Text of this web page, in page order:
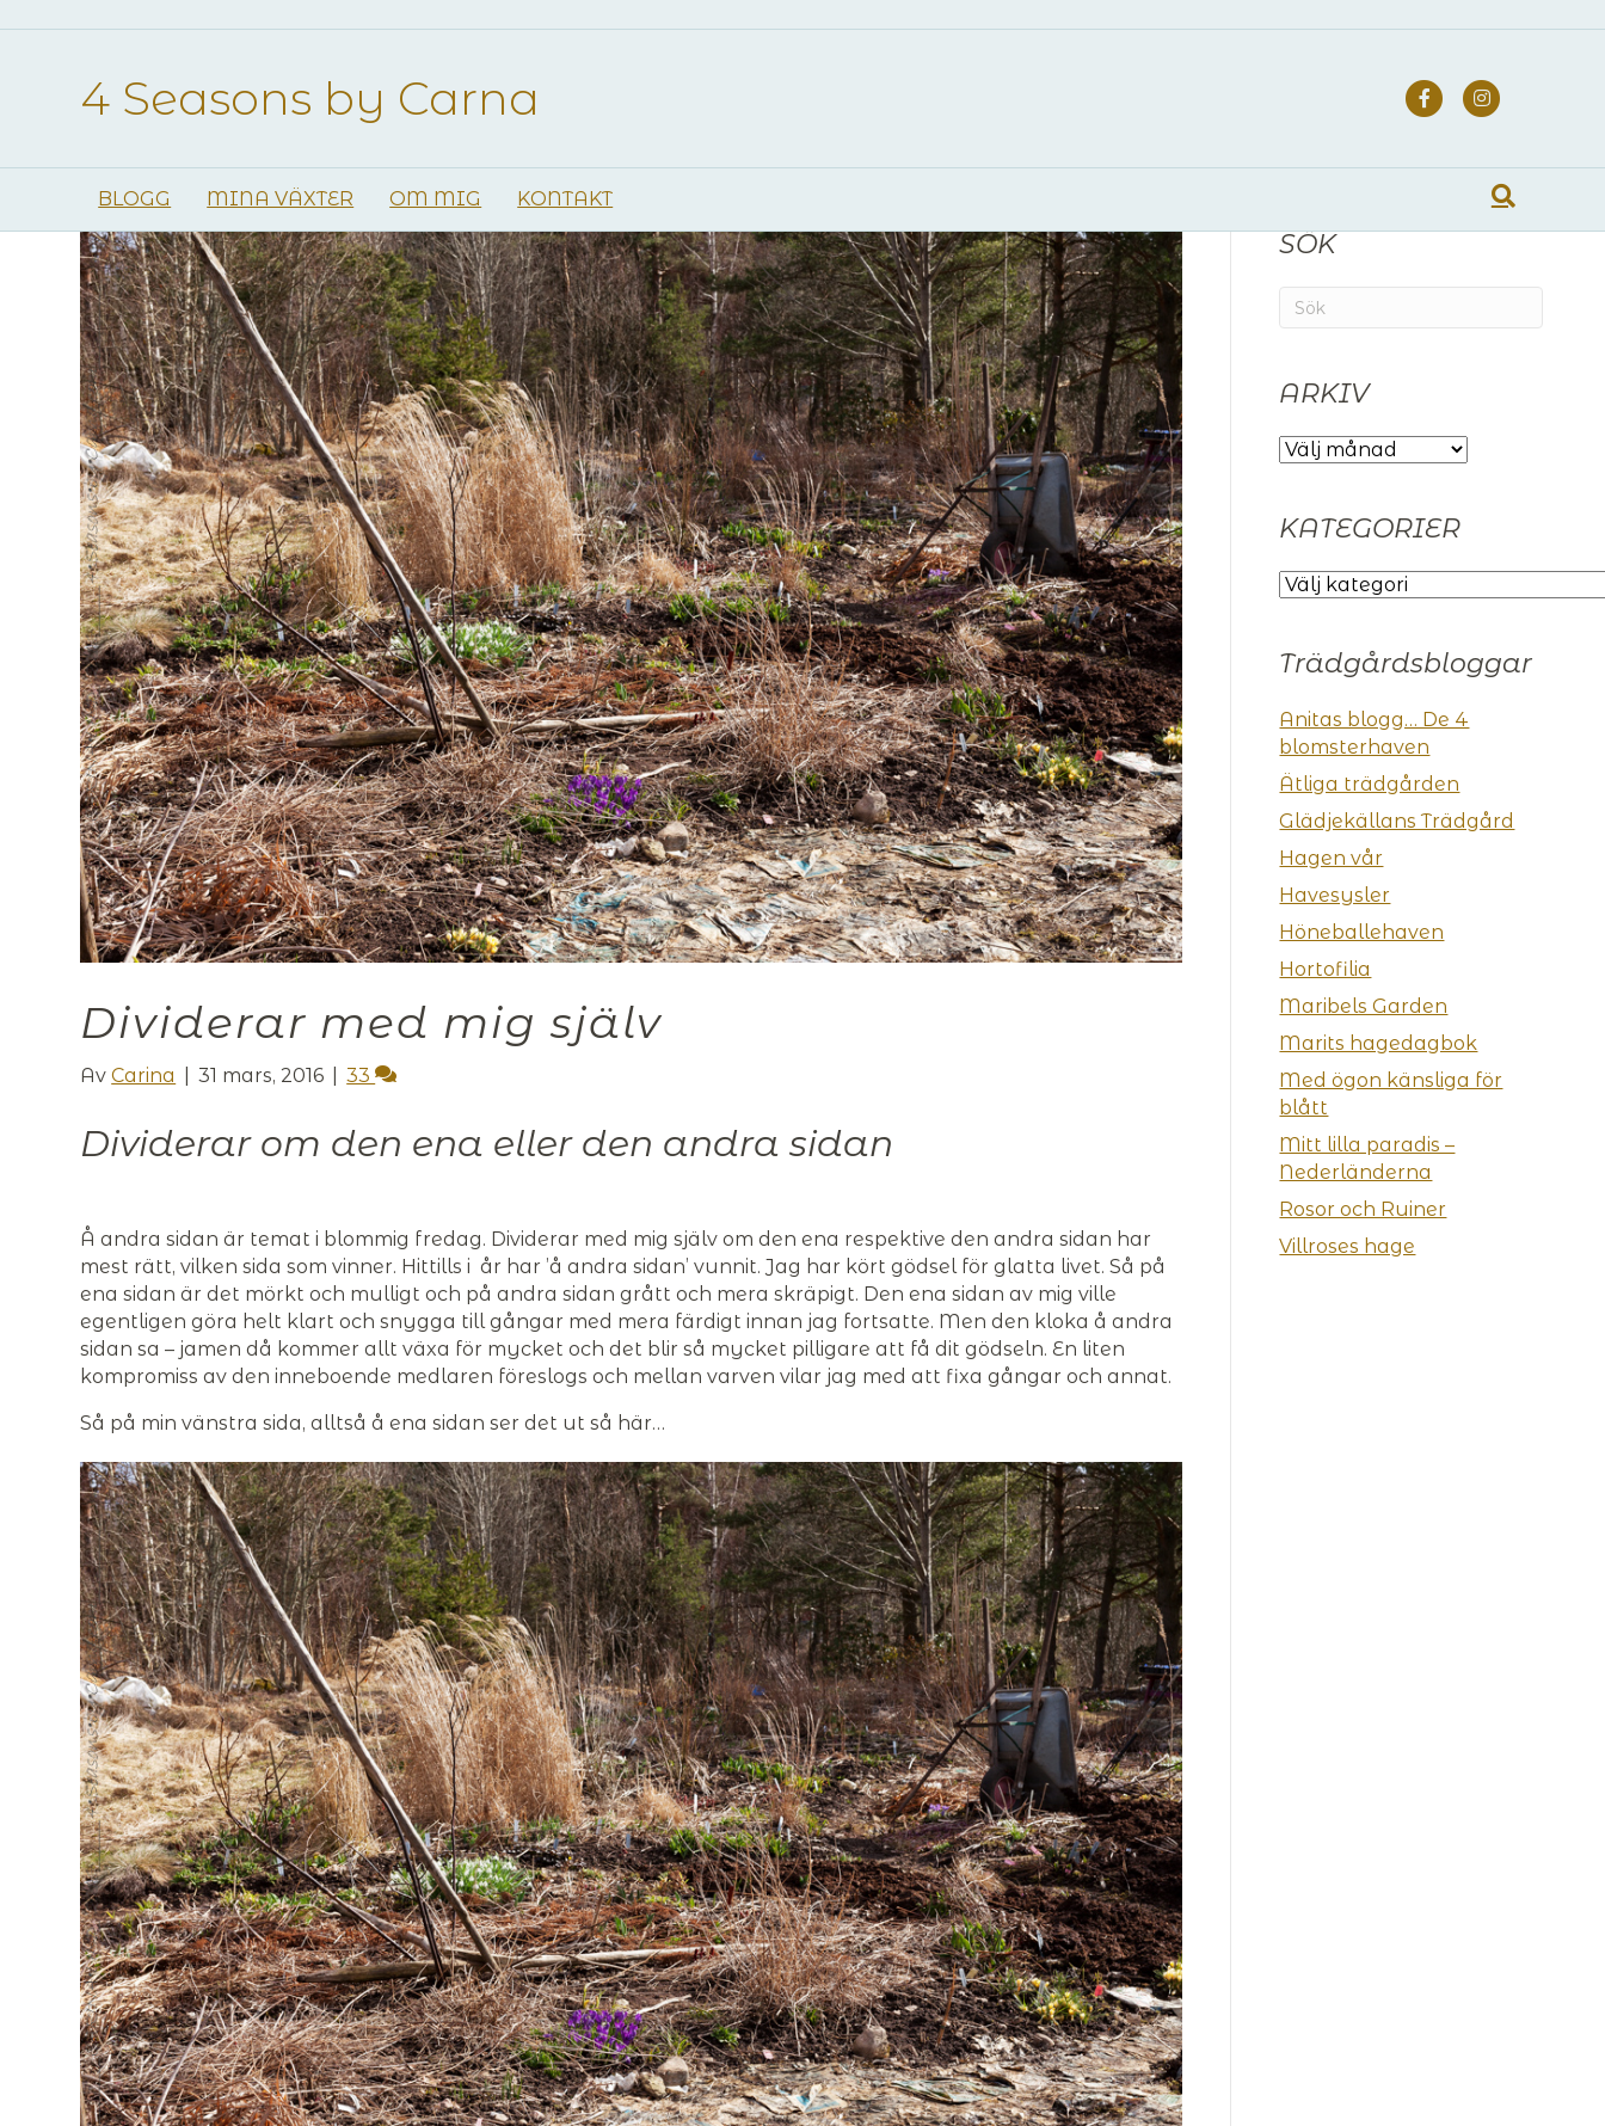
4 Seasons by Carna Facebook
BLOGG MINA VÄXTER OM MIG KONTAKT
Dividerar med mig själv
AvCarina 31 mars, 2016 33
Dividerar om den ena eller den andra sidan
Å andra sidan är temat i blommig fredag. Dividerar med mig själv om den ena respektive den andra sidan har
mest rätt, vilken sida som vinner. Hittills i år har ’å andra sidan’ vunnit. Jag har kört gödsel för glatta livet. Så på
ena sidan är det mörkt och mulligt och på andra sidan grått och mera skräpigt. Den ena sidan av mig ville
egentligen göra helt klart och snygga till gångar med mera färdigt innan jag fortsatte. Men den kloka å andra
sidan sa – jamen då kommer allt växa för mycket och det blir så mycket pilligare att få dit gödseln. En liten
kompromiss av den inneboende medlaren föreslogs och mellan varven vilar jag med att fixa gångar och annat.
Så på min vänstra sida, alltså å ena sidan ser det ut så här…
SÖK
ARKIV
ARKIV
KATEGORIER
KATEGORIER
Trädgårdsbloggar
Anitas blogg… De 4
blomsterhaven
Ätliga trädgården
Glädjekällans Trädgård
Hagen vår
Havesysler
Höneballehaven
Hortofilia
Maribels Garden
Marits hagedagbok
Med ögon känsliga för
blått
Mitt lilla paradis –
Nederländerna
Rosor och Ruiner
Villroses hage